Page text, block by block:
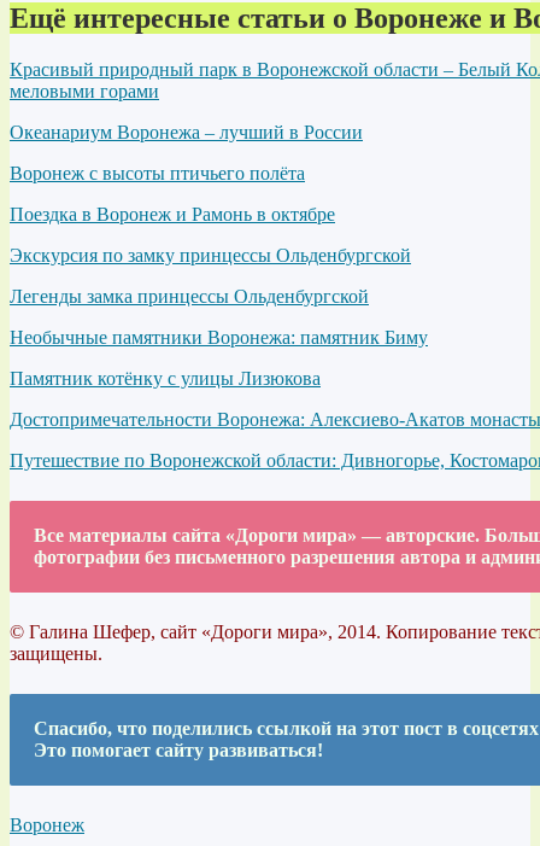
Ещё интересные статьи о Воронеже и
Красивый природный парк в Воронежской области – Белый
меловыми горами
Океанариум Воронежа – лучший в России
Воронеж с высоты птичьего полёта
Поездка в Воронеж и Рамонь в октябре
Экскурсия по замку принцессы Ольденбургской
Легенды замка принцессы Ольденбургской
Необычные памятники Воронежа: памятник Биму
Памятник котёнку с улицы Лизюкова
Достопримечательности Воронежа: Алексиево-Акатов
Путешествие по Воронежской области: Дивногорье,
Все материалы сайта «Дороги мира» — авторские.
фотографии без письменного разрешения автора и
© Галина Шефер, сайт «Дороги мира», 2014. Копирование
защищены.
Спасибо, что поделились ссылкой на этот пост в
Это помогает сайту развиваться!
Воронеж